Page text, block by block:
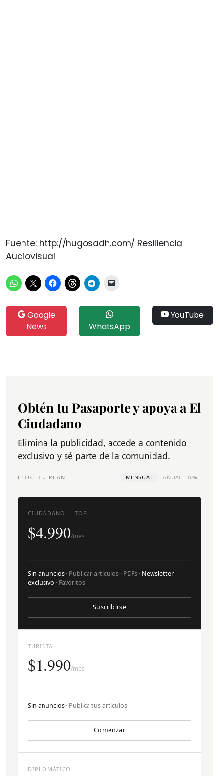
Fuente: http://hugosadh.com/ Resiliencia
Audiovisual
Google
News
WhatsApp
YouTube
Obtén tu Pasaporte y apoya a El
Ciudadano
Elimina la publicidad, accede a contenido
exclusivo y sé parte de la comunidad.
ELIGE TU PLAN MENSUAL ANUAL -10%
TURISTA
$1.990/mes
Sin anuncios · Publica tus artículos
Comenzar
CIUDADANO — TOP
$4.990/mes
Sin anuncios · Publicar artículos · PDFs · Newsletter
exclusivo · Favoritos
Suscribirse
DIPLOMÁTICO